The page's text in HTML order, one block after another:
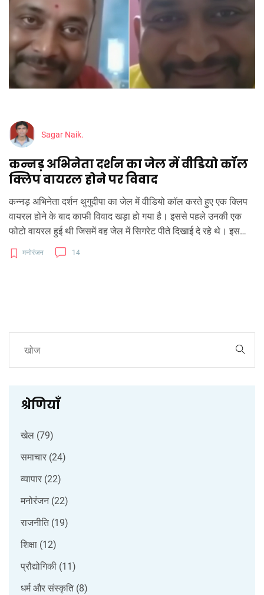
Sagar Naik.
कन्नड़ अभिनेता दर्शन का जेल में वीडियो कॉल
क्लिप वायरल होने पर विवाद
कन्नड़ अभिनेता दर्शन थुगुदीपा का जेल में वीडियो कॉल करते हुए एक क्लिप
वायरल होने के बाद काफी विवाद खड़ा हो गया है। इससे पहले उनकी एक
फोटो वायरल हुई थी जिसमें वह जेल में सिगरेट पीते दिखाई दे रहे थे। इस
घटना ने जेल प्रणाली की अखंडता पर सवाल खड़े कर दिए हैं और जेल में
मोइबल फोन की पहुंच की संभावनाओं पर चिंता जताई है।
मनोरंजन 14
श्रेणियाँ
खेल (79)
समाचार (24)
व्यापार (22)
मनोरंजन (22)
राजनीति (19)
शिक्षा (12)
प्रौद्योगिकी (11)
धर्म और संस्कृति (8)